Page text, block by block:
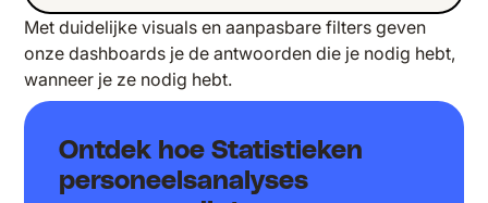
Met duidelijke visuals en aanpasbare filters geven
onze dashboards je de antwoorden die je nodig hebt,
wanneer je ze nodig hebt.
Ontdek hoe Statistieken
personeelsanalyses